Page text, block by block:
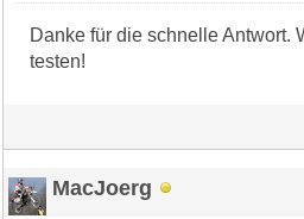
Danke für die schnelle Antwort.
testen!
MacJoerg